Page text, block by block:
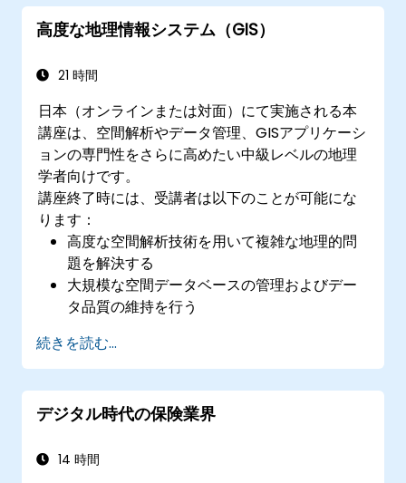
ます。
高度な地理情報システム（GIS）
21 時間
日本（オンラインまたは対面）にて実施される本
講座は、空間解析やデータ管理、GISアプリケーシ
ョンの専門性をさらに高めたい中級レベルの地理
学者向けです。
講座終了時には、受講者は以下のことが可能にな
ります：
高度な空間解析技術を用いて複雑な地理的問
題を解決する
大規模な空間データベースの管理およびデー
タ品質の維持を行う
ブな地図や可視化表現を作成する
プログラミングおよび自動化手法を用いてGIS
作業フローを効率化する
続きを読む...
デジタル時代の保険業界
14 時間